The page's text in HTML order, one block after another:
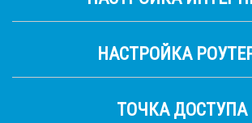
НАСТРОЙКА
ТОЧКА ДОСТУПА